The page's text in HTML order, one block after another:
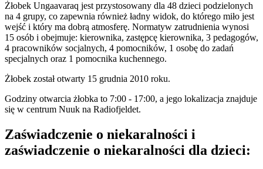
Żłobek Ungaavaraq jest przystosowany dla 48 dzieci podzielonych
na 4 grupy, co zapewnia również ładny widok, do którego miło jest
wejść i który ma dobrą atmosferę. Normatyw zatrudnienia wynosi
15 osób i obejmuje: kierownika, zastępcę kierownika, 3 pedagogów,
4 pracowników socjalnych, 4 pomocników, 1 osobę do zadań
specjalnych oraz 1 pomocnika kuchennego.
Żłobek został otwarty 15 grudnia 2010 roku.
Godziny otwarcia żłobka to 7:00 - 17:00, a jego lokalizacja znajduje
się w centrum Nuuk na Radiofjeldet.
Zaświadczenie o niekaralności i
zaświadczenie o niekaralności dla dzieci: